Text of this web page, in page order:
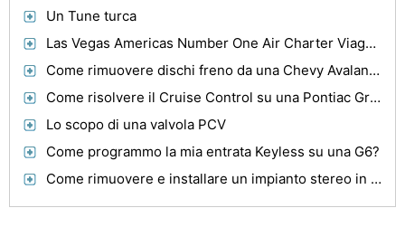
Un Tune turca
Las Vegas Americas Number One Air Charter Viaggi Destinazione
Come rimuovere dischi freno da una Chevy Avalanche
Come risolvere il Cruise Control su una Pontiac Grand Prix 1998
Lo scopo di una valvola PCV
Come programmo la mia entrata Keyless su una G6?
Come rimuovere e installare un impianto stereo in un Dodge RAM